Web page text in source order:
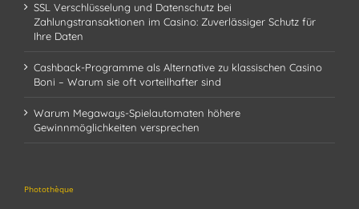
SSL Verschlüsselung und Datenschutz bei
Zahlungstransaktionen im Casino: Zuverlässiger Schutz für
Ihre Daten
Cashback-Programme als Alternative zu klassischen Casino
Boni – Warum sie oft vorteilhafter sind
Warum Megaways-Spielautomaten höhere
Gewinnmöglichkeiten versprechen
Photothèque